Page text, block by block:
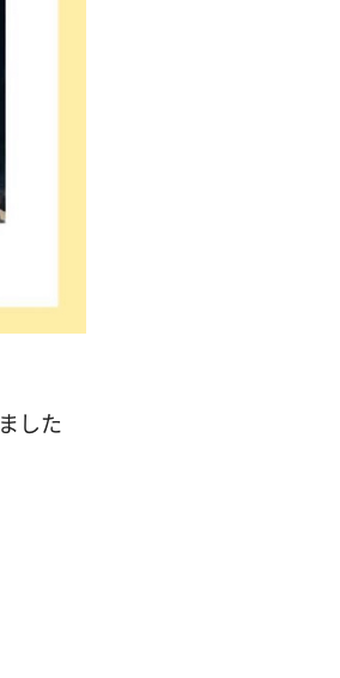
した